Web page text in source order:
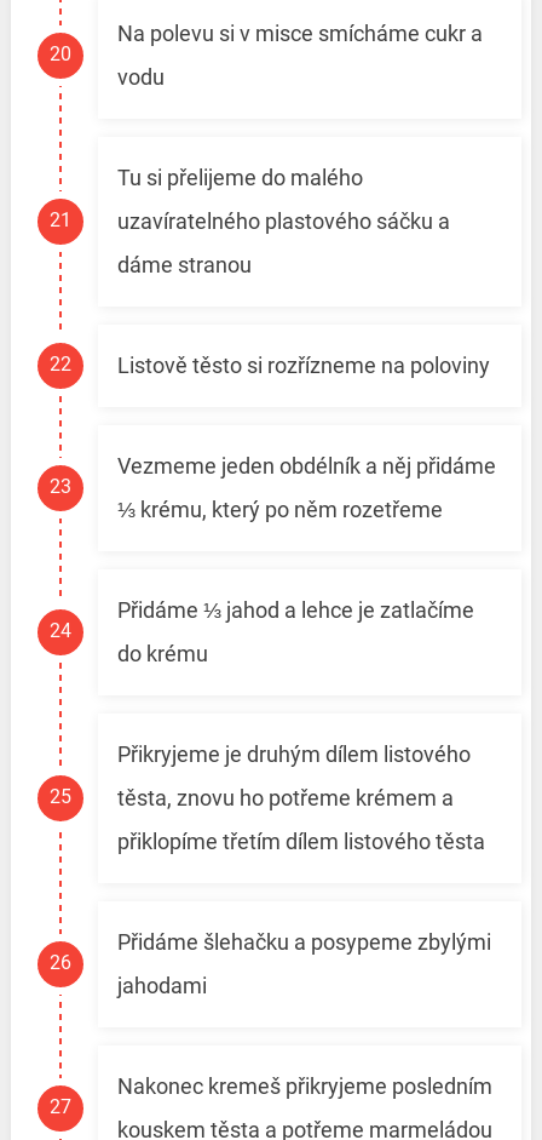
Na polevu si v misce smícháme cukr a
vodu
Tu si přelijeme do malého
uzavíratelného plastového sáčku a
dáme stranou
Listově těsto si rozřízneme na poloviny
Vezmeme jeden obdélník a něj přidáme
⅓ krému, který po něm rozetřeme
Přidáme ⅓ jahod a lehce je zatlačíme
do krému
Přikryjeme je druhým dílem listového
těsta, znovu ho potřeme krémem a
přiklopíme třetím dílem listového těsta
Přidáme šlehačku a posypeme zbylými
jahodami
Nakonec kremeš přikryjeme posledním
kouskem těsta a potřeme marmeládou